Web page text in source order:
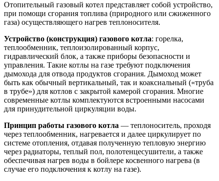
Отопительный газовый котел представляет собой устройство,
при помощи сгорания топлива (природного или сжиженного
газа) осуществляющего нагрев теплоносителя.
Устройство (конструкция) газового котла: горелка,
теплообменник, теплоизолированный корпус,
гидравлический блок, а также приборы безопасности и
управления. Такие котлы на газе требуют подключения
дымохода для отвода продуктов сгорания. Дымоход может
быть как обычный вертикальный, так и коаксиальный («труба
в трубе») для котлов с закрытой камерой сгорания. Многие
современные котлы комплектуются встроенными насосами
для принудительной циркуляции воды.
Принцип работы газового котла — теплоноситель, проходя
через теплообменник, нагревается и далее циркулирует по
системе отопления, отдавая полученную тепловую энергию
через радиаторы, теплый пол, полотенцесушители, а также
обеспечивая нагрев воды в бойлере косвенного нагрева (в
случае его подключения к котлу на газе).